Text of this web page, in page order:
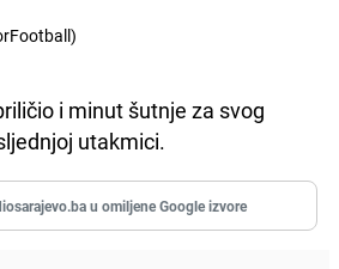
i minut šutnje za svog
utakmici.
u omiljene Google izvore